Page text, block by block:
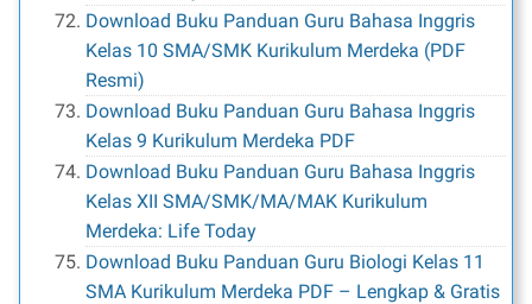
Download Buku Panduan Guru Bahasa Inggris
Kelas 10 SMA/SMK Kurikulum Merdeka (PDF
Resmi)
Download Buku Panduan Guru Bahasa Inggris
Kelas 9 Kurikulum Merdeka PDF
Download Buku Panduan Guru Bahasa Inggris
Kelas XII SMA/SMK/MA/MAK Kurikulum
Merdeka: Life Today
Download Buku Panduan Guru Biologi Kelas 11
SMA Kurikulum Merdeka PDF – Lengkap & Gratis